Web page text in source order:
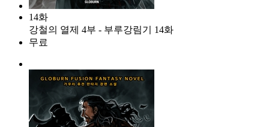
14화
강철의 열제 4부 - 부루강림기 14화
무료